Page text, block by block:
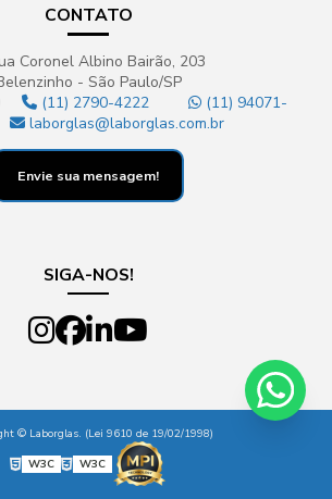
CONTATO
Coronel Albino Bairão, 203
- São Paulo/SP
(11) 2790-4222
(11) 94071-
laborglas@laborglas.com.br
Envie sua mensagem!
SIGA-NOS!
© Laborglas. (Lei 9610 de 19/02/1998)
W3C
W3C